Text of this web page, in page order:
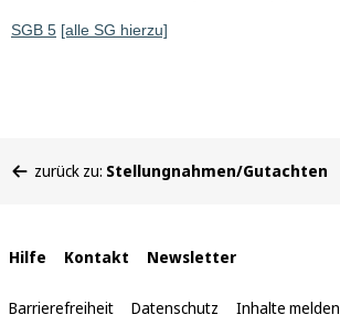
SGB 5 [alle SG hierzu]
befinden
zurück zu: Stellungnahmen/Gutachten
Interne
Links
Hilfe Kontakt Newsletter
Barrierefreiheit Datenschutz Inhalte melden